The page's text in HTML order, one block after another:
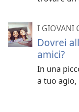
I GIOVANI
Dovrei
amici?
In una
a tuo agio,